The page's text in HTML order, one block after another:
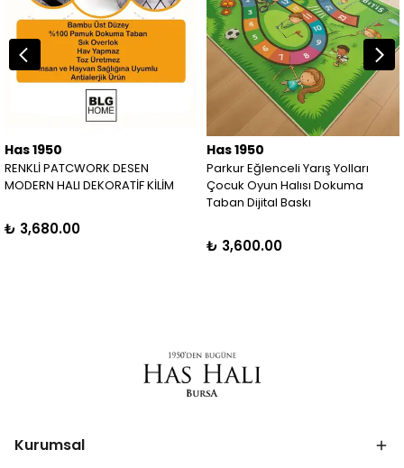
Has 1950
RENKLİ PATCWORK DESEN
MODERN HALI DEKORATİF KİLİM
₺ 3,680.00
Has 1950
Parkur Eğlenceli Yarış Yolları
Çocuk Oyun Halısı Dokuma
Taban Dijital Baskı
₺ 3,600.00
Kurumsal